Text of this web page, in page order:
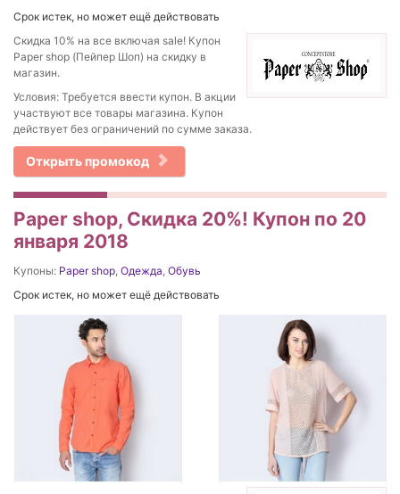
Срок истек, но может ещё действовать
Скидка 10% на все включая sale! Купон
Paper shop (Пейпер Шоп) на скидку в
магазин.
Условия: Требуется ввести купон. В акции
участвуют все товары магазина. Купон
действует без ограничений по сумме заказа.
Открыть промокод
Paper shop, Скидка 20%! Купон по 20
января 2018
Купоны: Paper shop Одежда Обувь
Срок истек, но может ещё действовать